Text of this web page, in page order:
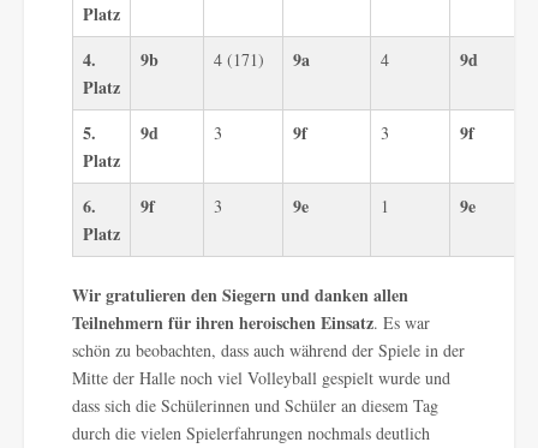
Platz
4.
Platz
9b 4 (171) 9a 4 9d
5.
Platz
9d 3 9f 3 9f
6.
Platz
9f 3 9e 1 9e
Wir gratulieren den Siegern und danken allen
Teilnehmern für ihren heroischen Einsatz. Es war
schön zu beobachten, dass auch während der Spiele in der
Mitte der Halle noch viel Volleyball gespielt wurde und
dass sich die Schülerinnen und Schüler an diesem Tag
durch die vielen Spielerfahrungen nochmals deutlich